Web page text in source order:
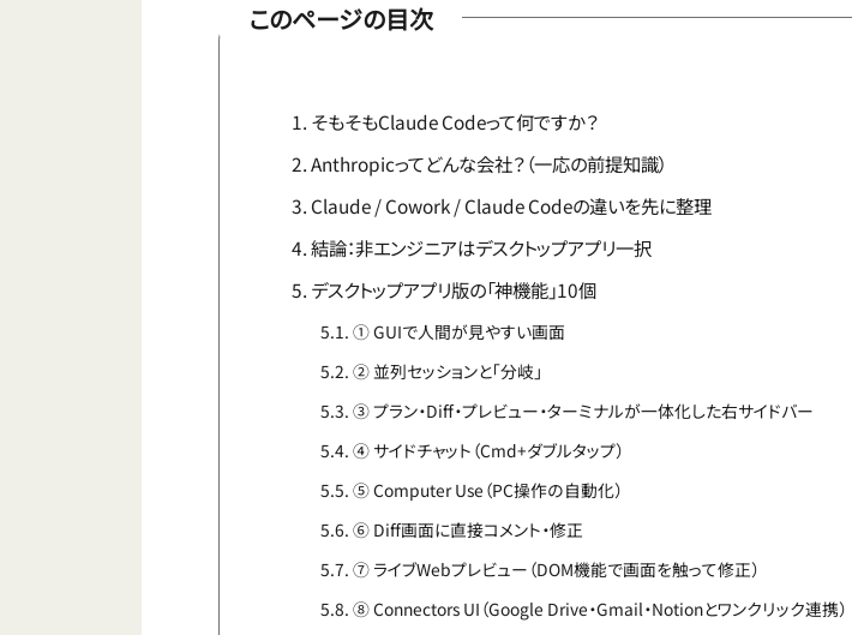
このページの目次
そもそもClaude Codeって何ですか？
Anthropicってどんな会社？（一応の前提知識）
Claude / Cowork / Claude Codeの違いを先に整理
結論：非エンジニアはデスクトップアプリ一択
デスクトップアプリ版の「神機能」10個
① GUIで人間が見やすい画面
② 並列セッションと「分岐」
③ プラン・Diff・プレビュー・ターミナルが一体化した右サイドバー
④ サイドチャット（Cmd+ダブルタップ）
⑤ Computer Use（PC操作の自動化）
⑥ Diff画面に直接コメント・修正
⑦ ライブWebプレビュー（DOM機能で画面を触って修正）
⑧ Connectors UI（Google Drive・Gmail・Notionとワンクリック連携）